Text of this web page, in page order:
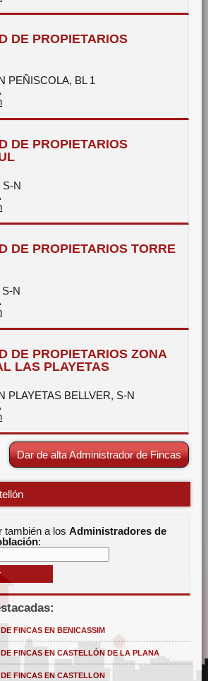
DE PROPIETARIOS
PEÑISCOLA, BL 1
DE PROPIETARIOS
S-N
DE PROPIETARIOS TORRE
N
DE PROPIETARIOS ZONA
LAS PLAYETAS
PLAYETAS BELLVER, S-N
Dar de alta Administrador de Fincas
también a losAdministradores de
:
FINCAS EN BENICASSIM
FINCAS EN CASTELLÓN DE LA PLANA
FINCAS EN CASTELLON